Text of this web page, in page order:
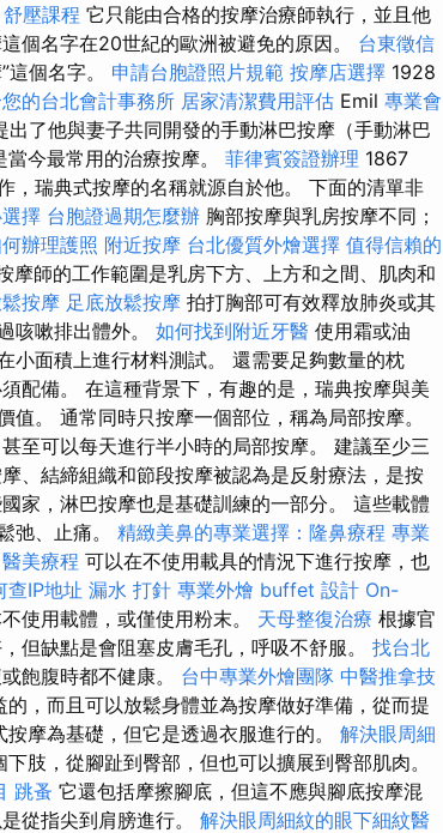
舒壓課程 它只能由合格的按摩治療師執行，並且他
個名字在20世紀的歐洲被避免的原因。 台東徵信
這個名字。 申請台胞證照片規範 按摩店選擇 1928
的台北會計事務所 居家清潔費用評估 Emil 專業會
出了他與妻子共同開發的手動淋巴按摩（手動淋巴
今最常用的治療按摩。 菲律賓簽證辦理 1867
，瑞典式按摩的名稱就源自於他。 下面的清單非
擇 台胞證過期怎麼辦 胸部按摩與乳房按摩不同；
辦理護照 附近按摩 台北優質外燴選擇 值得信賴的
摩師的工作範圍是乳房下方、上方和之間、肌肉和
按摩 足底放鬆按摩 拍打胸部可有效釋放肺炎或其
咳嗽排出體外。 如何找到附近牙醫 使用霜或油
小面積上進行材料測試。 還需要足夠數量的枕
配備。 在這種背景下，有趣的是，瑞典按摩與美
。 通常同時只按摩一個部位，稱為局部按摩。
至可以每天進行半小時的局部按摩。 建議至少三
、結締組織和節段按摩被認為是反射療法，是按
家，淋巴按摩也是基礎訓練的一部分。 這些載體
弛、止痛。 精緻美鼻的專業選擇：隆鼻療程 專業
美療程 可以在不使用載具的情況下進行按摩，也
查IP地址 漏水 打針 專業外燴 buffet 設計 On-
使用載體，或僅使用粉末。 天母整復治療 根據官
但缺點是會阻塞皮膚毛孔，呼吸不舒服。 找台北
飽腹時都不健康。 台中專業外燴團隊 中醫推拿技
，而且可以放鬆身體並為按摩做好準備，從而提
摩為基礎，但它是透過衣服進行的。 解決眼周細
肢，從腳趾到臀部，但也可以擴展到臀部肌肉。
跳蚤 它還包括摩擦腳底，但這不應與腳底按摩混
從指尖到肩膀進行。 解決眼周細紋的眼下細紋醫